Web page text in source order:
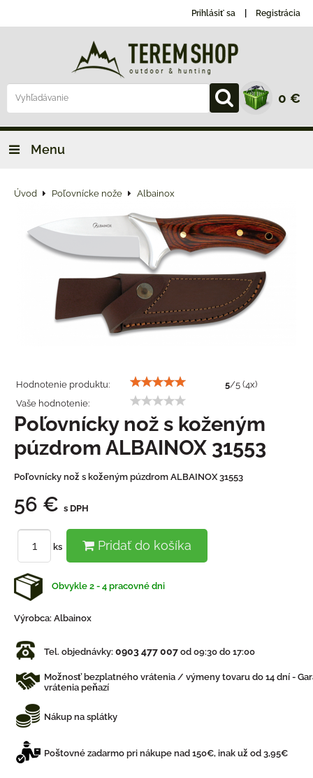
Prihlásiť sa Registrácia
0 €
Menu
Úvod Poľovnícke nože Albainox
Hodnotenie produktu: 5/5 (4x)
Vaše hodnotenie:
Poľovnícky nož s koženým
púzdrom ALBAINOX 31553
Poľovnícky nož s koženým púzdrom ALBAINOX 31553
56 € s DPH
ks Pridať do košíka
Obvykle 2 - 4 pracovné dni
Výrobca: Albainox
Tel. objednávky: 0903 477 007 od 09:30 do 17:00
Možnosť bezplatného vrátenia / výmeny tovaru do 14 dní -
vrátenia peňazí
Nákup na splátky
Poštovné zadarmo pri nákupe nad 150€, inak už od 3,95€